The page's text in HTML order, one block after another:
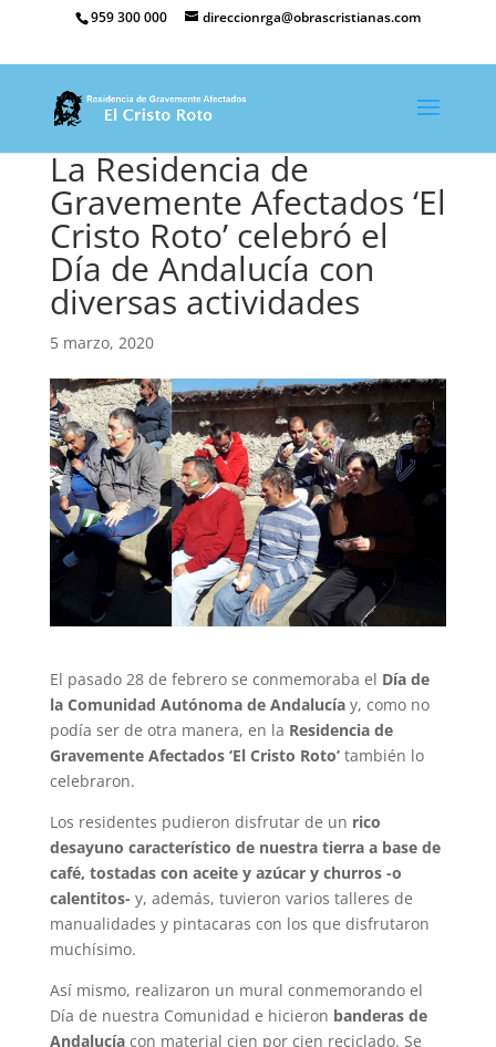
959 300 000 direccionrga@obrascristianas.com
La Residencia de
Gravemente Afectados ‘El
Cristo Roto’ celebró el
Día de Andalucía con
diversas actividades
5 marzo, 2020
El pasado 28 de febrero se conmemoraba el Día de
la Comunidad Autónoma de Andalucía y, como no
podía ser de otra manera, en la Residencia de
Gravemente Afectados ‘El Cristo Roto’también lo
celebraron.
Los residentes pudieron disfrutar de un rico
desayuno característico de nuestra tierra a base de
café, tostadas con aceite y azúcar y churros -o
calentitos- y, además, tuvieron varios talleres de
manualidades y pintacaras con los que disfrutaron
muchísimo.
Así mismo, realizaron un mural conmemorando el
Día de nuestra Comunidad e hicieron banderas de
Andalucíacon material cien por cien reciclado. Se